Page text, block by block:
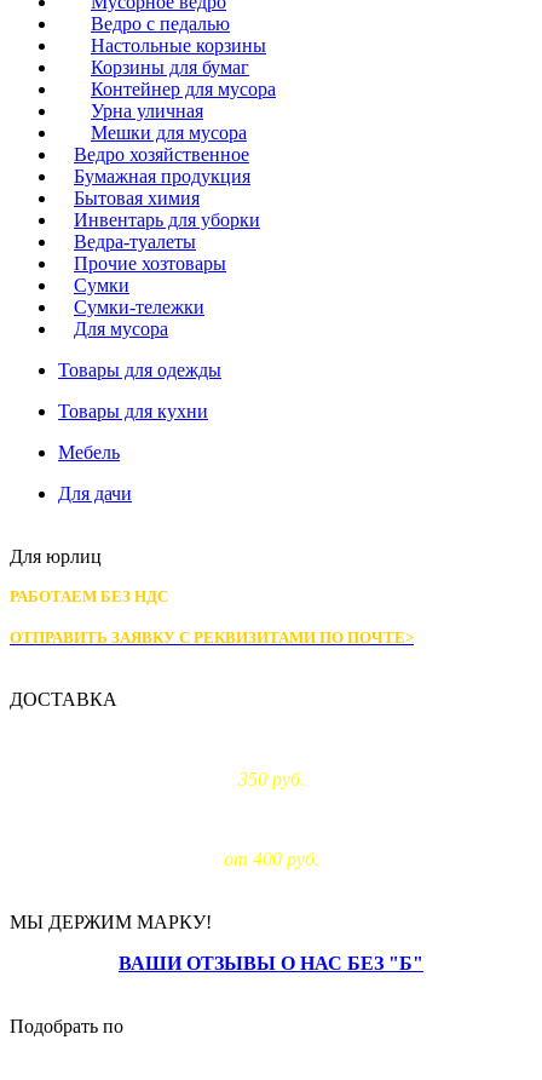
Ведро с педалью
Настольные корзины
Корзины для бумаг
Контейнер для мусора
Урна уличная
Мешки для мусора
Ведро хозяйственное
Бумажная продукция
Бытовая химия
Инвентарь для уборки
Ведра-туалеты
Прочие хозтовары
Сумки
Сумки-тележки
Для мусора
Товары для одежды
Товары для кухни
Мебель
Для дачи
Для юрлиц
РАБОТАЕМ БЕЗ НДС
ОТПРАВИТЬ ЗАЯВКУ С РЕКВИЗИТАМИ ПО ПОЧТЕ>
ДОСТАВКА
350 руб.
от 400 руб.
МЫ ДЕРЖИМ МАРКУ!
ВАШИ ОТЗЫВЫ О НАС БЕЗ "Б"
Подобрать по